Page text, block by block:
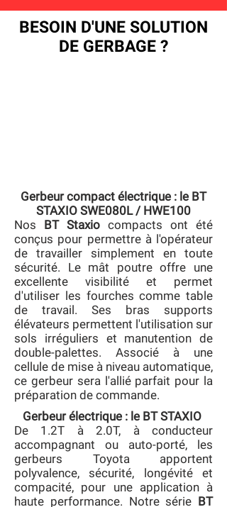
BESOIN D'UNE SOLUTION
DE GERBAGE ?
Gerbeur compact électrique : le BT
STAXIO SWE080L / HWE100
Nos BT Staxio compacts ont été
conçus pour permettre à l'opérateur
de travailler simplement en toute
sécurité. Le mât poutre offre une
excellente visibilité et permet
d'utiliser les fourches comme table
de travail. Ses bras supports
élévateurs permettent l'utilisation sur
sols irréguliers et manutention de
double-palettes. Associé à une
cellule de mise à niveau automatique,
ce gerbeur sera l'allié parfait pour la
préparation de commande.
Gerbeur électrique : le BT STAXIO
De 1.2T à 2.0T, à conducteur
accompagnant ou auto-porté, les
gerbeurs Toyota apportent
polyvalence, sécurité, longévité et
compacité, pour une application à
haute performance. Notre série BT